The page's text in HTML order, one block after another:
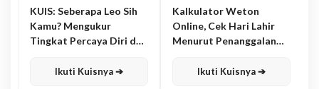
KUIS: Seberapa Leo Sih
Kamu? Mengukur
Tingkat Percaya Diri dan
Ikuti Kuisnya ➔
Kalkulator Weton
Online, Cek Hari Lahir
Menurut Penanggalan
Ikuti Kuisnya ➔